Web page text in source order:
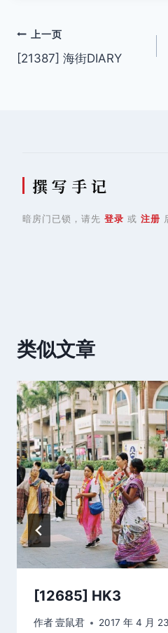
文
章
上一页
[21387] 海街DIARY
撰 写 手 记
暗房门已锁，请先 登录 或 注册
类似文章
[12685] HK3
作者壹鼠君 2017 年 4 月